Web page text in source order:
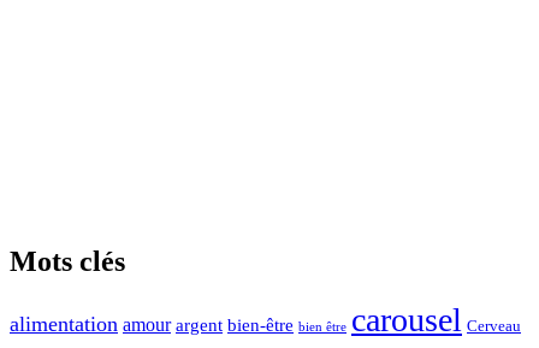
Mots clés
alimentation amour argent bien-être bien être carousel Cerveau